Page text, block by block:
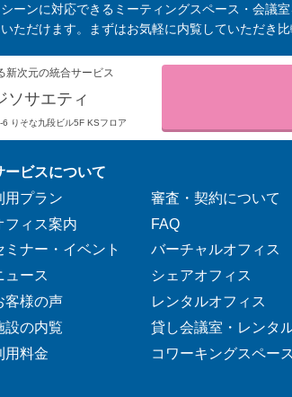
ーンに対応できるミーティングスペース・会議
ただけます。まずはお気軽に内覧していただき比
新次元の統合サービス
ソサエティ
りそな九段ビル5F KSフロア
ービスについて
用プラン
フィス案内
ミナー・イベント
ュース
客様の声
設の内覧
用料金
審査・契約について
FAQ
バーチャルオフィス
シェアオフィス
レンタルオフィス
貸し会議室・レンタ
コワーキングスペース